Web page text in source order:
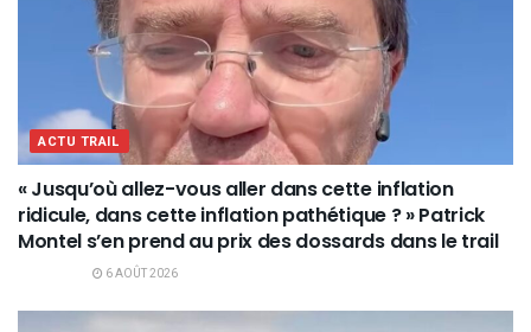
ACTU TRAIL
« Jusqu’où allez-vous aller dans cette inflation
ridicule, dans cette inflation pathétique ? » Patrick
Montel s’en prend au prix des dossards dans le trail
6 AOÛT 2026